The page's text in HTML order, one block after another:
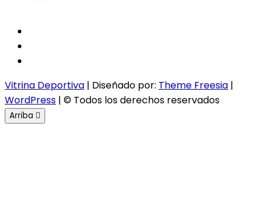
Vitrina Deportiva | Diseñado por: Theme Freesia |
WordPress | © Todos los derechos reservados
Arriba